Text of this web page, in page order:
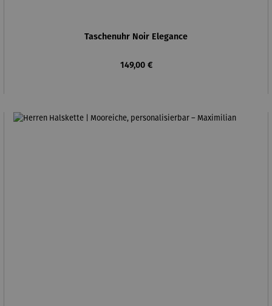
Taschenuhr Noir Elegance
Regulärer Preis:
149,00 €